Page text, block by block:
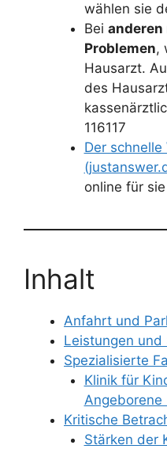
wählen sie
Bei
Problemen,
Hausarzt.
des
116117
Der
online für
Inhalt
Anfahrt und
Leistungen und
Spezialisierte
Klinik für
Angeborene
Kritische
Stärken der